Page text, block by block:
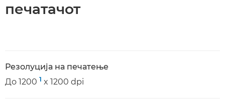
печатачот
Резолуција на печатење
До 1200 1 x 1200 dpi